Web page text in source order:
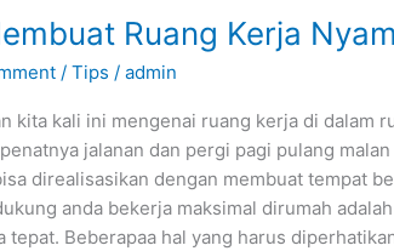
Ruang Kerja
/Tips /admin
kita kali ini mengenai ruang kerja di dalam
jalanan dan pergi pagi pulang
direalisasikan dengan membuat tempat
anda bekerja maksimal dirumah
tepat. Beberapaa hal yang harus